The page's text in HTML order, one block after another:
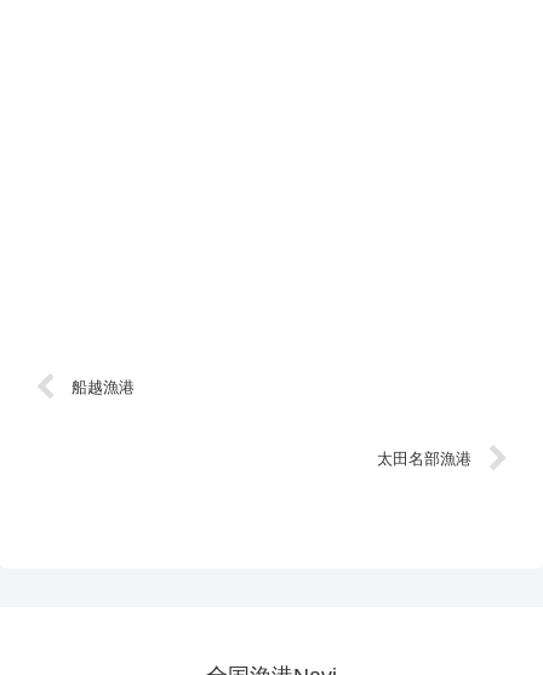
船越漁港
太田名部漁港